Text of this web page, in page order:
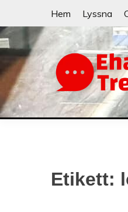
content
Hem Lyssna
När allt blir e-
Etikett: